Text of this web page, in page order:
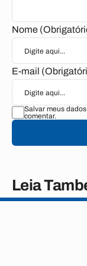
Nome
E-mail
Salvar meus
comentar.
Leia